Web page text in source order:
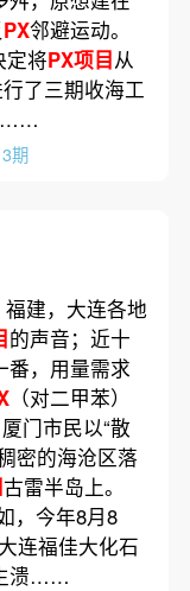
PX邻避运动。
定将PX项目从
了三期收海工
期
建，大连各地
的声音；近十
番，用量需求
（对二甲苯）
门市民以“散
密的海沧区落
古雷半岛上。
，今年8月8
连福佳大化石
溃……